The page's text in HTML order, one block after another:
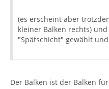
(es erscheint aber
kleiner Balken rechts)
"Spätschicht" gewählt
Der Balken ist der Balken